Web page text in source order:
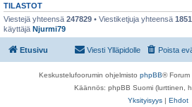
TILASTOT
Viestejä yhteensä 247829 • Viestiketjuja yhteensä
käyttäjä Njurmi79
Etusivu Poista
Viesti Ylläpidolle
Keskustelufoorumin ohjelmisto phpBB® Forum
Käännös: phpBB Suomi (lurttinen,
Yksityisyys | Ehdot